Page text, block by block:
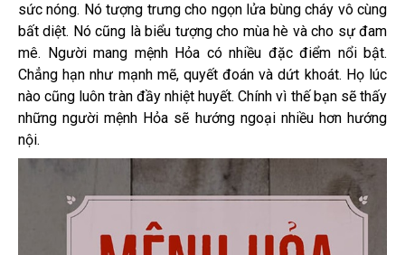
sức nóng. Nó tượng trưng cho ngọn lửa bùng cháy vô cùng
bất diệt. Nó cũng là biểu tượng cho mùa hè và cho sự đam
mê. Người mang mệnh Hỏa có nhiều đặc điểm nổi bật.
Chẳng hạn như mạnh mẽ, quyết đoán và dứt khoát. Họ lúc
nào cũng luôn tràn đầy nhiệt huyết. Chính vì thế bạn sẽ thấy
những người mệnh Hỏa sẽ hướng ngoại nhiều hơn hướng
nội.